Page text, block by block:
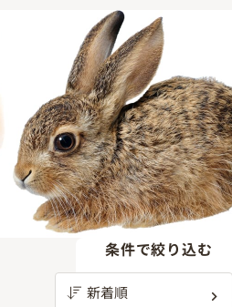
条件で絞り込む
ワンちゃん